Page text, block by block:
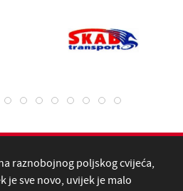
raznobojnog poljskog cvijeća,
je sve novo, uvijek je malo